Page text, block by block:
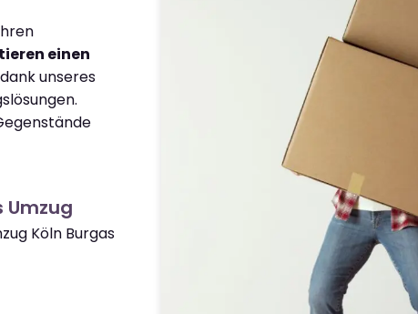
einen
unseres
Umzug
Köln Burgas